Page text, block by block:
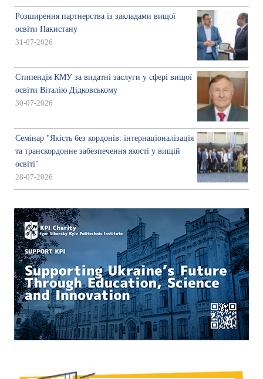
Розширення партнерства із закладами вищої
освіти Пакистану
31-07-2026
Стипендія КМУ за видатні заслуги у сфері вищої
освіти Віталію Дідковському
30-07-2026
Семінар "Якість без кордонів: інтернаціоналізація
та транскордонне забезпечення якості у вищій
освіті"
28-07-2026